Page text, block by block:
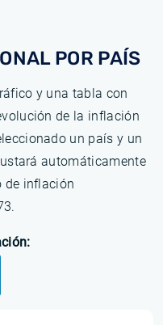
POR PAÍS
y una tabla con
de la inflación
un país y un
automáticamente
de inflación